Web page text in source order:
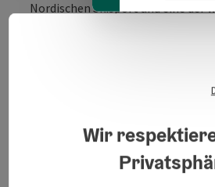
Nordischen Skisport und eine der
und Spitzentechnologie. Darüber
auch einer der größten
herausragenden Produkten, die
geschaffen werden, die erste
zu sein. Das privat geführte
fast 2000 Mitarbeiter, die alle die
Wir